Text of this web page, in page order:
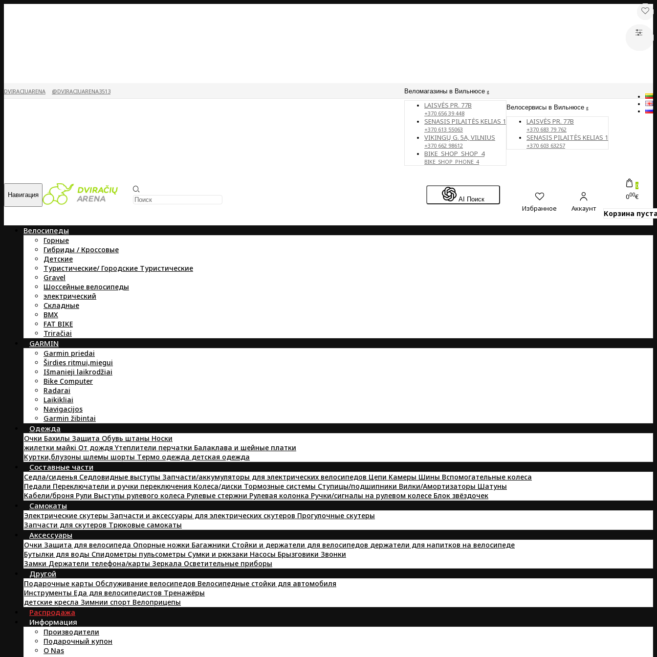
Веломагазины в Вильнюсе
LAISVĖS PR. 77B
+370 656 39 448
SENASIS PILAITĖS KELIAS 1
+370 613 55063
VIKINGŲ G. 5A, VILNIUS
+370 662 98612
BIKE_SHOP_SHOP_4
BIKE_SHOP_PHONE_4
Велосервисы в Вильнюсе
LAISVĖS PR. 77B
+370 683 79 762
SENASIS PILAITĖS KELIAS 1
+370 603 63257
DVIRACIUARENA @DVIRACIUARENA3513
Навигация
AI Поиск
Избранное Аккаунт
0
000€
Корзина
Велосипеды
Горные
Гибриды / Кроссовые
Детские
Туристические/ Городские Туристические
Gravel
Шоссейные велосипеды
электрический
Складные
BMX
FAT BIKE
Triračiai
GARMIN
Garmin priedai
Širdies ritmui,miegui
Išmanieji laikrodžiai
Bike Computer
Radarai
Laikikliai
Navigacijos
Garmin žibintai
Oдежда
Oчки Бахилы Защита Oбувь штаны Hоски
жилетки майкi От дождя Yтеплители перчатки Балаклава и шейные платки
Kуртки,блузоны шлемы шорты Tермо одежда детская одежда
Составные части
Седла/сиденья Седловидные выступы Запчасти/аккумуляторы для электрических велосипедов Цепи Kамеры Шины Вспомогательные колеса
Педали Переключатели и ручки переключения Колеса/диски Тормозные системы Ступицы/подшипники Вилки/Амортизаторы Шатуны
Кабели/броня Pули Выступы рулевого колеса Рулевые стержни Рулевая колонка Ручки/сигналы на рулевом колесе Блок звёздочек
Самокаты
Электрические скутеры Запчасти и аксессуары для электрических скутеров Прогулочные скутеры
Запчасти для скутеров Трюковые самокаты
Аксессуары
Очки Защита для велосипеда Опорные ножки Багажники Стойки и держатели для велосипедов держатели для напитков на велосипеде
Бутылки для воды Спидометры пульсометры Сумки и рюкзаки Насосы Брызговики Звонки
Замки Держатели телефона/карты Зеркала Осветительные приборы
Другой
Подарочные карты Обслуживание велосипедов Велосипедные стойки для автомобиля
Инструменты Еда для велосипедистов Tренажёры
детские кресла Зимнии спорт Велоприцепы
Распродажа
Информация
Производители
Подарочный купон
O Nas